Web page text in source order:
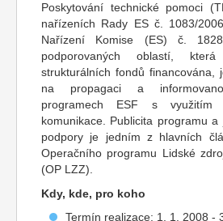
Poskytování technické pomoci
nařízeních Rady ES č. 1083/
Nařízení Komise (ES) č.
podporovaných oblastí,
strukturálních fondů financována,
na propagaci a
programech ESF s využitím
komunikace. Publicita programu
podpory je jedním z hlavních
Operačního programu Lidské
(OP LZZ).
Kdy, kde, pro koho
Termín realizace: 1. 1. 2008 -